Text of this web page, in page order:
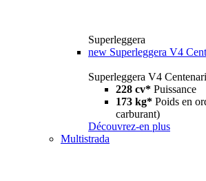
Superleggera
new Superleggera V4
Superleggera V4
228 cv* Puissance
173 kg* Poids en
carburant)
Découvrez-en plus
Multistrada